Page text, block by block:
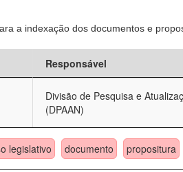
a indexação dos documentos e
Responsável
Divisão de Pesquisa e
(DPAAN)
legislativo documento propositura